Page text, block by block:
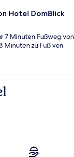
Hotel DomBlick
7 Minuten Fußweg von
Minuten zu Fuß von